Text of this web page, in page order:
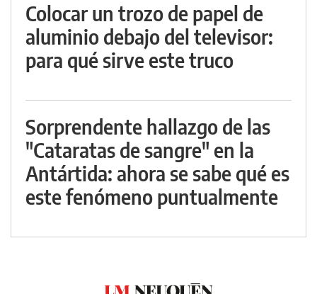
Colocar un trozo de papel de
aluminio debajo del televisor:
para qué sirve este truco
Sorprendente hallazgo de las
"Cataratas de sangre" en la
Antártida: ahora se sabe qué es
este fenómeno puntualmente